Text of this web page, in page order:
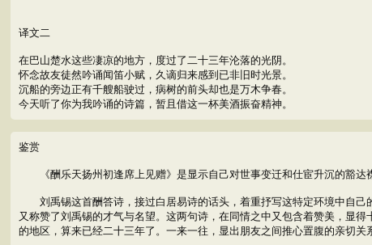
译文二
在巴山楚水这些凄凉的地方，度过了二十三年沦落的光阴。
怀念故友徒然吟诵闻笛小赋，久谪归来感到已非旧时光景。
沉船的旁边正有千艘船驶过，病树的前头却也是万木争春。
今天听了你为我吟诵的诗篇，暂且借这一杯美酒振奋精神。
鉴赏
《酬乐天扬州初逢席上见赠》是显示自己对世事变迁和仕宦升沉的豁达
刘禹锡这首酬答诗，接过白居易诗的话头，着重抒写这特定环境中自己
又称赞了刘禹锡的才气与名望。这两句诗，在同情之中又包含着赞美，显
的地区，算来已经二十三年了。一来一往，显出朋友之间推心置腹的亲切关